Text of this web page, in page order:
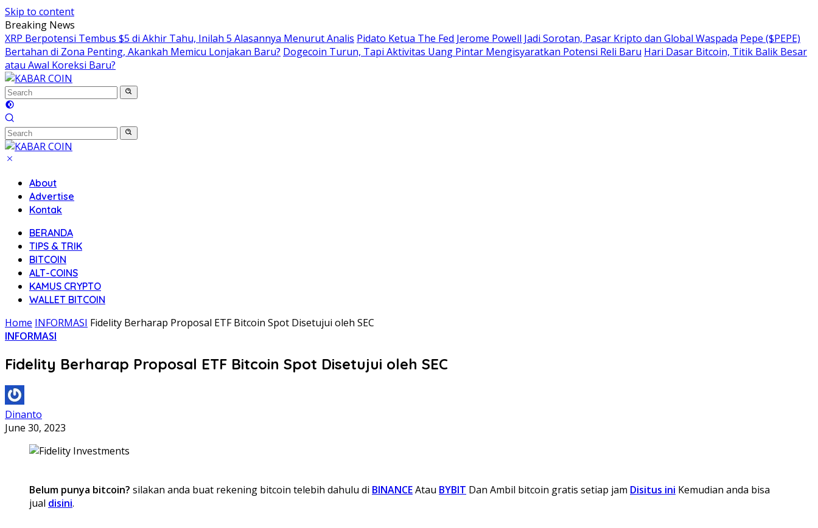
Skip to content
Breaking News
XRP Berpotensi Tembus $5 di Akhir Tahu, Inilah 5 Alasannya Menurut Analis Pidato Ketua The Fed Jerome Powell Jadi Sorotan, Pasar Kripto dan Global Waspada Pepe ($PEPE)
Bertahan di Zona Penting, Akankah Memicu Lonjakan Baru? Dogecoin Turun, Tapi Aktivitas Uang Pintar Mengisyaratkan Potensi Reli Baru Hari Dasar Bitcoin, Titik Balik Besar
atau Awal Koreksi Baru?
About
Advertise
Kontak
BERANDA
TIPS & TRIK
BITCOIN
ALT-COINS
KAMUS CRYPTO
WALLET BITCOIN
Home INFORMASI Fidelity Berharap Proposal ETF Bitcoin Spot Disetujui oleh SEC
INFORMASI
Fidelity Berharap Proposal ETF Bitcoin Spot Disetujui oleh SEC
Dinanto
June 30, 2023
Belum punya bitcoin? silakan anda buat rekening bitcoin telebih dahulu di BINANCEAtau BYBIT Dan Ambil bitcoin gratis setiap jam Disitus ini Kemudian anda bisa
jual disini.